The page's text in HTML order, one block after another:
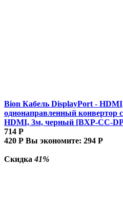
Bion Кабель DisplayPort -
однонаправленный конвертор
HDMI, 3м, черный [BXP-CC-
714 Р
420 Р Вы экономите: 294 Р
Скидка41%